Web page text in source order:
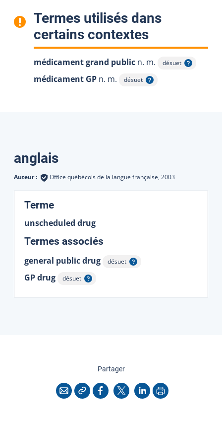
Termes utilisés dans
certains contextes:
médicament grand public n. m. désuet
Afficher l'infobulle
médicament GP n. m. désuet
Afficher l'infobulle
Traductions
anglais
Auteur : Office québécois de la langue française, 2003
Terme:
unscheduled drug
Termes associés
general public drug désuet
Afficher l'infobulle
GP drug désuet
Afficher l'infobulle
Partagercette page
CourrielCopier l'adresse
Facebook
X LinkedInImprimer